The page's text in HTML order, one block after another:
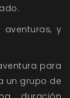
y
para
un grupo de